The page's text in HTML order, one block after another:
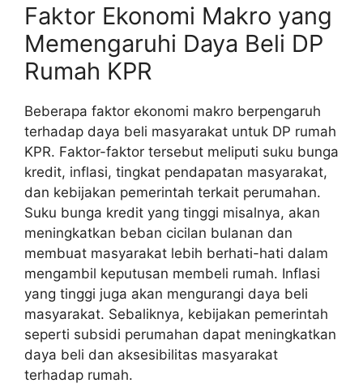
Faktor Ekonomi Makro yang
Memengaruhi Daya Beli DP
Rumah KPR
Beberapa faktor ekonomi makro berpengaruh
terhadap daya beli masyarakat untuk DP rumah
KPR. Faktor-faktor tersebut meliputi suku bunga
kredit, inflasi, tingkat pendapatan masyarakat,
dan kebijakan pemerintah terkait perumahan.
Suku bunga kredit yang tinggi misalnya, akan
meningkatkan beban cicilan bulanan dan
membuat masyarakat lebih berhati-hati dalam
mengambil keputusan membeli rumah. Inflasi
yang tinggi juga akan mengurangi daya beli
masyarakat. Sebaliknya, kebijakan pemerintah
seperti subsidi perumahan dapat meningkatkan
daya beli dan aksesibilitas masyarakat
terhadap rumah.